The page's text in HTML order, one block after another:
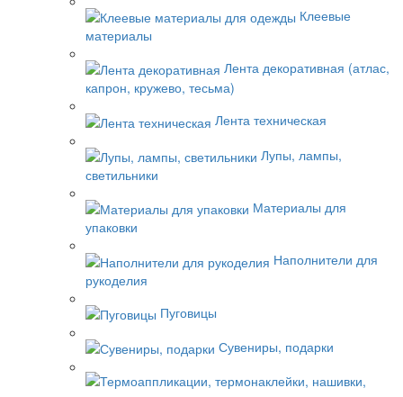
Клеевые
материалы
Лента декоративная (атлас,
капрон, кружево, тесьма)
Лента техническая
Лупы, лампы,
светильники
Материалы для
упаковки
Наполнители для
рукоделия
Пуговицы
Сувениры, подарки